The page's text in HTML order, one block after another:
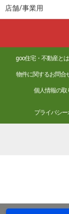
店舗/事業用
goo住宅・不動産とは
物件に関するお問合
個人情報の取
プライバシー